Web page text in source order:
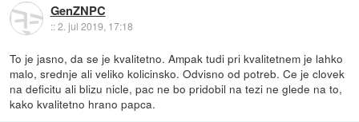
GenZNPC
::2. jul 2019, 17:18
To je jasno, da se je kvalitetno. Ampak tudi pri kvalitetnem je lahko
malo, srednje ali veliko kolicinsko. Odvisno od potreb. Ce je clovek
na deficitu ali blizu nicle, pac ne bo pridobil na tezi ne glede na to,
kako kvalitetno hrano papca.